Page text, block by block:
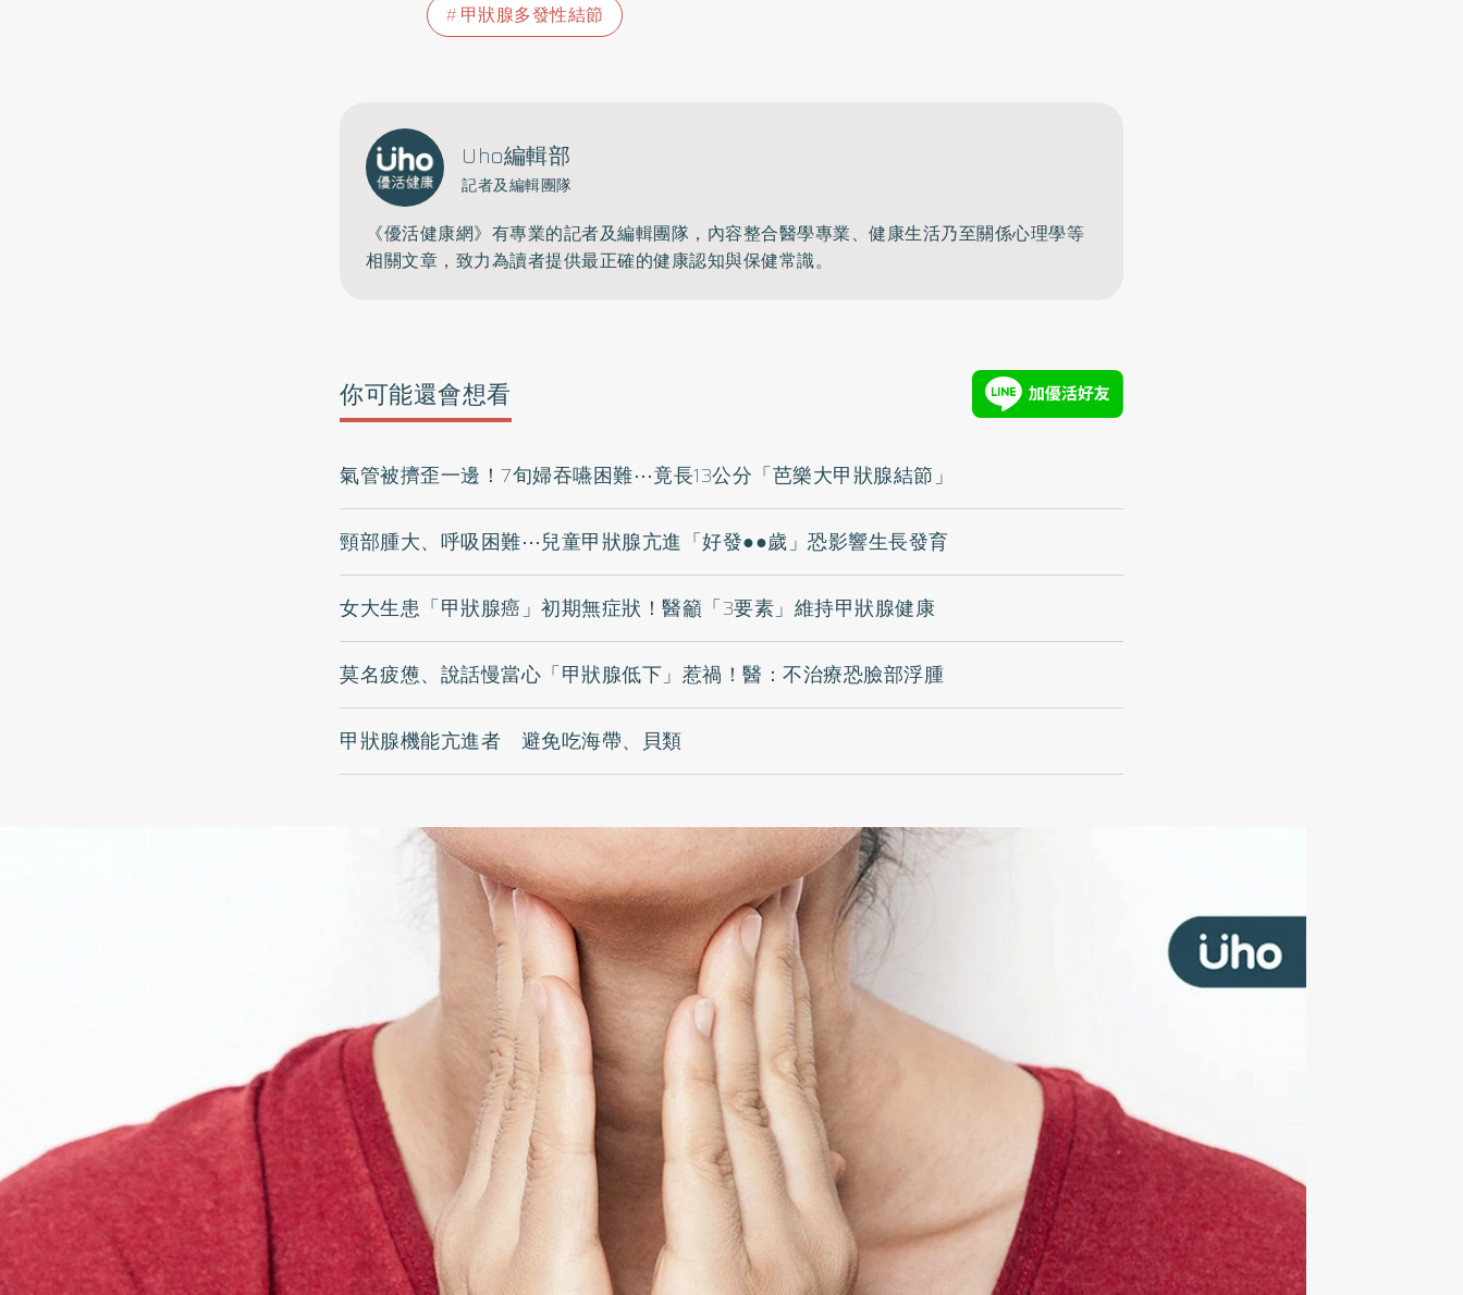
甲狀腺多發性結節
Uho編輯部
記者及編輯團隊
《優活健康網》有專業的記者及編輯團隊，內容整合醫學專業、健康生活乃至關係心理學等
相關文章，致力為讀者提供最正確的健康認知與保健常識。
你可能還會想看
氣管被擠歪一邊！7旬婦吞嚥困難⋯竟長13公分「芭樂大甲狀腺結節」
頸部腫大、呼吸困難⋯兒童甲狀腺亢進「好發●●歲」恐影響生長發育
女大生患「甲狀腺癌」初期無症狀！醫籲「3要素」維持甲狀腺健康
莫名疲憊、說話慢當心「甲狀腺低下」惹禍！醫：不治療恐臉部浮腫
甲狀腺機能亢進者 避免吃海帶、貝類